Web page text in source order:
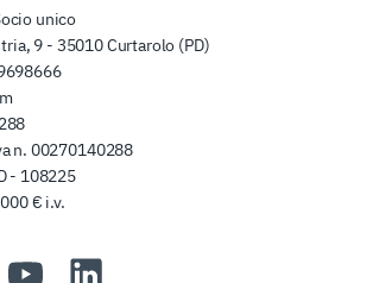
unico
9 - 35010 Curtarolo (PD)
n. 00270140288
- 108225
€ i.v.
YouTubeLinkedIn